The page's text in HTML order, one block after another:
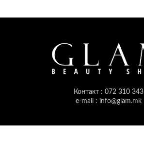
Контакт : 072 310 343
e-mail : info@glam.mk